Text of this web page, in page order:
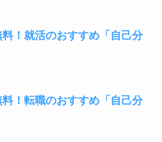
料！就活のおすすめ「自己分
料！転職のおすすめ「自己分